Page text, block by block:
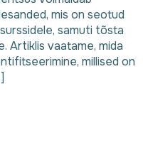
mis on seotud
samuti tõsta
Artiklis vaatame, mida
millised on